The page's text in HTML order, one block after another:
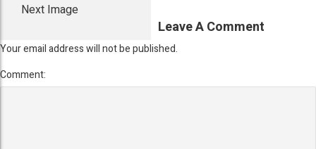
Next Image
Leave A Comment
Your email address will not be published.
Comment: